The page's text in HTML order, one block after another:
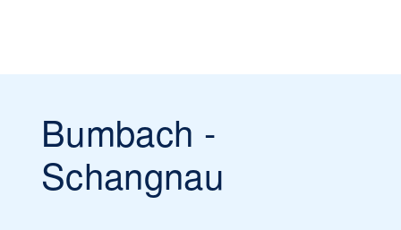
Bumbach -
Schangnau